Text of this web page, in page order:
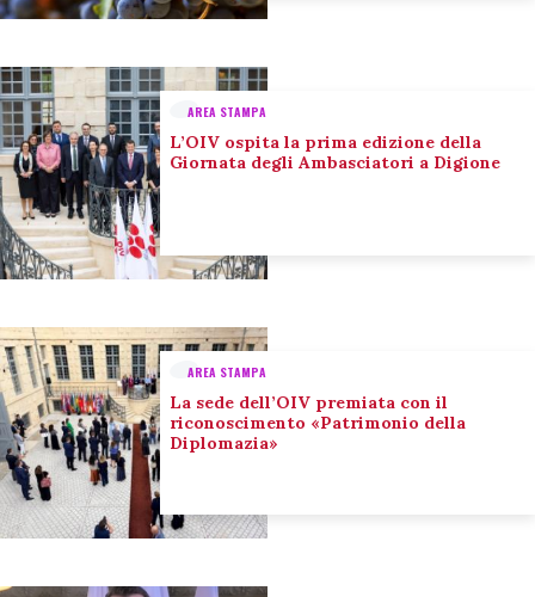
AREA STAMPA
L’OIV ospita la prima edizione della
Giornata degli Ambasciatori a Digione
AREA STAMPA
La sede dell’OIV premiata con il
riconoscimento «Patrimonio della
Diplomazia»